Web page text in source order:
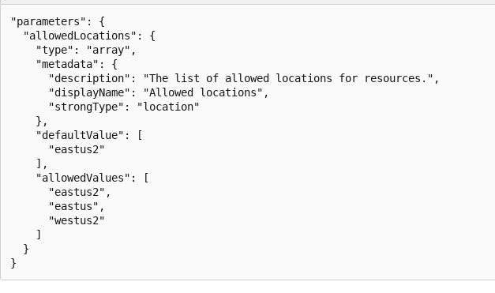
"parameters": {
  "allowedLocations": {
    "type": "array",
    "metadata": {
      "description": "The list of allowed locations for resources.",
      "displayName": "Allowed locations",
      "strongType": "location"
    },
    "defaultValue": [
      "eastus2"
    ],
    "allowedValues": [
      "eastus2",
      "eastus",
      "westus2"
    ]
  }